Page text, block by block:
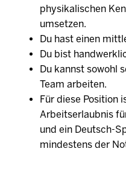
physikalischen
umsetzen.
Du hast einen
Du bist
Du kannst sowohl
Team arbeiten.
Für diese Position
Arbeitserlaubnis
und ein Deutsch-
mindestens der